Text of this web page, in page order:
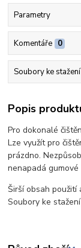
Parametry
Komentáře 0
Soubory ke stažení
Popis
Pro dokonalé
Lze využít pro
prázdno.
nenapadá
Širší obsah použití
Soubory ke